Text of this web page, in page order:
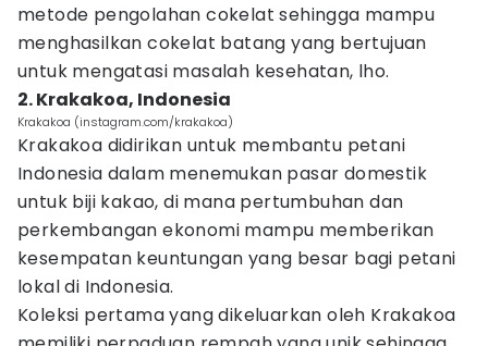
metode pengolahan cokelat sehingga mampu
menghasilkan cokelat batang yang bertujuan
untuk mengatasi masalah kesehatan, lho.
2. Krakakoa, Indonesia
Krakakoa (instagram.com/krakakoa)
Krakakoa didirikan untuk membantu petani
Indonesia dalam menemukan pasar domestik
untuk biji kakao, di mana pertumbuhan dan
perkembangan ekonomi mampu memberikan
kesempatan keuntungan yang besar bagi petani
lokal di Indonesia.
Koleksi pertama yang dikeluarkan oleh Krakakoa